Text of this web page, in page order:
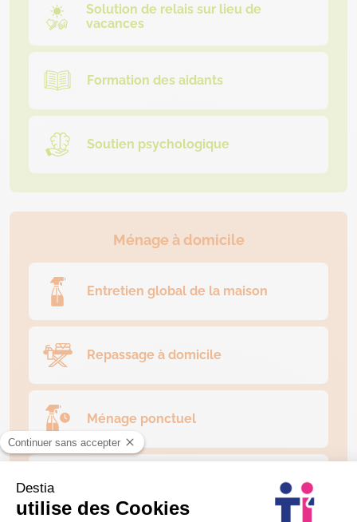
Solution de relais sur lieu de
vacances
Formation des aidants
Soutien psychologique
Ménage à domicile
Entretien global de la maison
Repassage à domicile
Ménage ponctuel